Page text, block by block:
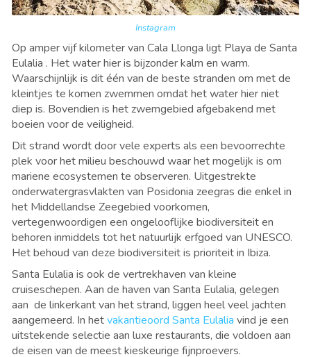
Instagram
Op amper vijf kilometer van Cala Llonga ligt Playa de Santa
Eulalia . Het water hier is bijzonder kalm en warm.
Waarschijnlijk is ditéén van de beste stranden om met de
kleintjes te komen zwemmen omdat het water hier niet
diep is. Bovendien is het zwemgebied afgebakend met
boeien voor de veiligheid.
Dit strand wordt door vele experts als een bevoorrechte
plek voor het milieu beschouwd waar het mogelijk is om
mariene ecosystemen te observeren. Uitgestrekte
onderwatergrasvlakten van Posidonia zeegras die enkel in
het Middellandse Zeegebied voorkomen,
vertegenwoordigen een ongelooflijke biodiversiteit en
behoren inmiddels tot het natuurlijk erfgoed van UNESCO.
Het behoud van deze biodiversiteit is prioriteit in Ibiza.
Santa Eulalia is ook de vertrekhaven van kleine
cruiseschepen. Aan de haven van Santa Eulalia, gelegen
aan de linkerkant van het strand, liggen heel veel jachten
aangemeerd. In hetvakantieoord Santa Eulalia vind je een
uitstekende selectie aan luxe restaurants, die voldoen aan
de eisen van de meest kieskeurige fijnproevers.